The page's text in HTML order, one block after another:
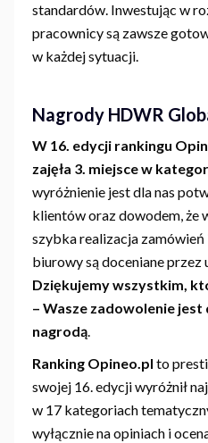
standardów. Inwestując w
pracownicy są zawsze
w każdej sytuacji.
Nagrody HDWR
W 16. edycji rankingu
zajęła 3. miejsce w
wyróżnienie jest dla nas
klientów oraz dowodem, że
szybka realizacja
biurowy są doceniane
Dziękujemy wszystkim,
– Wasze zadowolenie jest
nagrodą.
Ranking Opineo.pl to
swojej 16. edycji wyróżnił
w 17 kategoriach
wyłącznie na opiniach i